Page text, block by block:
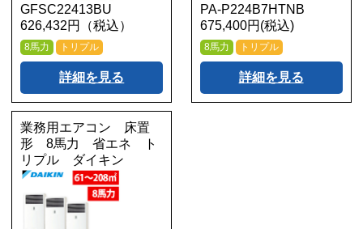
GFSC22413BU
626,432円（税込）
8馬力 トリプル
詳細を見る
PA-P224B7HTNB
675,400円(税込)
8馬力 トリプル
詳細を見る
業務用エアコン 床置
形 8馬力 省エネ ト
リプル ダイキン